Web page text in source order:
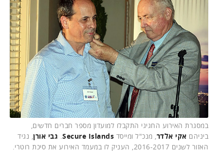
במסגרת האירוע החגיגי התקבלו למועדון מספר חברים חדשים,
ביניהם אקי אלדר, מנכ"ל ומייסד Secure Islands
. גבי אורן, נגיד
האזור לשנים 2016-2017, העניק לו במעמד האירוע את סיכת רוטרי.